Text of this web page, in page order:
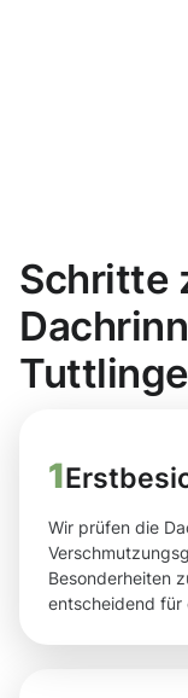
Schritte
1
Wir prüfen die
Besonderheiten
entscheidend für